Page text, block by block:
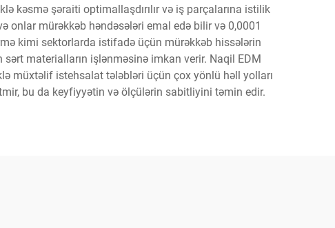
kəsmə şəraiti optimallaşdırılır və iş parçalarına istilik
onlar mürəkkəb həndəsələri emal edə bilir və 0,0001
kimi sektorlarda istifadə üçün mürəkkəb hissələrin
materialların işlənməsinə imkan verir. Naqil EDM
müxtəlif istehsalat tələbləri üçün çox yönlü həll yolları
bu da keyfiyyətin və ölçülərin sabitliyini təmin edir.